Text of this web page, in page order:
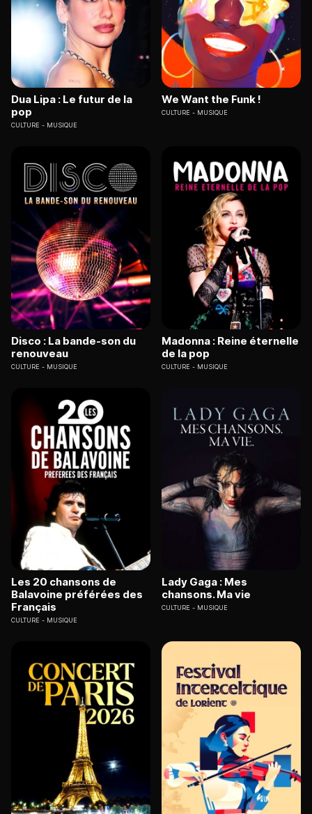
Dua Lipa : Le futur de la
pop
CULTURE MUSIQUE
We Want the Funk !
CULTURE MUSIQUE
Disco : La bande-son du
renouveau
CULTURE MUSIQUE
Madonna : Reine éternelle
de la pop
CULTURE MUSIQUE
Les 20 chansons de
Balavoine préférées des
Français
CULTURE MUSIQUE
Lady Gaga : Mes
chansons. Ma vie
CULTURE MUSIQUE